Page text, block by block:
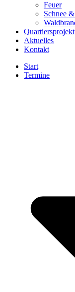
Feuer
Schnee
Quartiersprojekt
Aktuelles
Kontakt
Start
Termine